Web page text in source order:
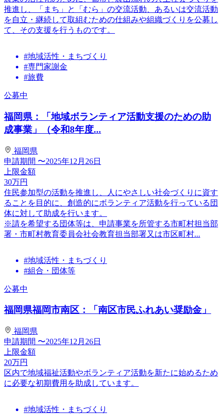
推進し、「まち」と「むら」の交流活動、あるいは交流活動
を自立・継続して取組むための仕組みや組織づくりを公募し
て、その支援を行うものです。
#地域活性・まちづくり
#専門家謝金
#旅費
公募中
福岡県：「地域ボランティア活動支援のための助
成事業」（令和8年度...
福岡県
申請期間 〜2025年12月26日
上限金額
30万円
住民参加型の活動を推進し、人にやさしい社会づくりに資す
ることを目的に、創造的にボランティア活動を行っている団
体に対して助成を行います。
※請を希望する団体等は、申請事業を所管する市町村担当部
署・市町村教育委員会社会教育担当部署又は市区町村...
#地域活性・まちづくり
#組合・団体等
公募中
福岡県福岡市南区：「南区市民ふれあい奨励金」
福岡県
申請期間 〜2025年12月26日
上限金額
20万円
区内で地域福祉活動やボランティア活動を新たに始めるため
に必要な初期費用を助成しています。
#地域活性・まちづくり